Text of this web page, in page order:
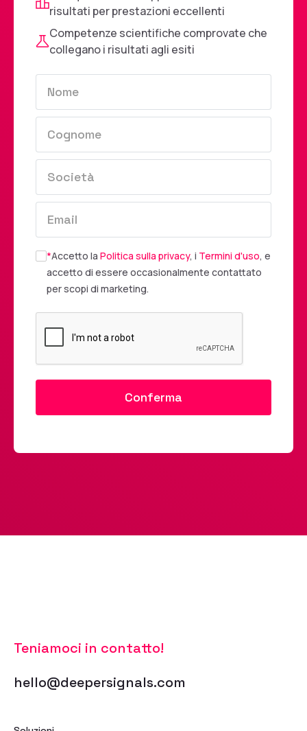
risultati per prestazioni eccellenti
Competenze scientifiche comprovate che
collegano i risultati agli esiti
*Accetto la Politica sulla privacy, i Termini d'uso, e
accetto di essere occasionalmente contattato
per scopi di marketing.
Teniamoci in contatto!
hello@deepersignals.com